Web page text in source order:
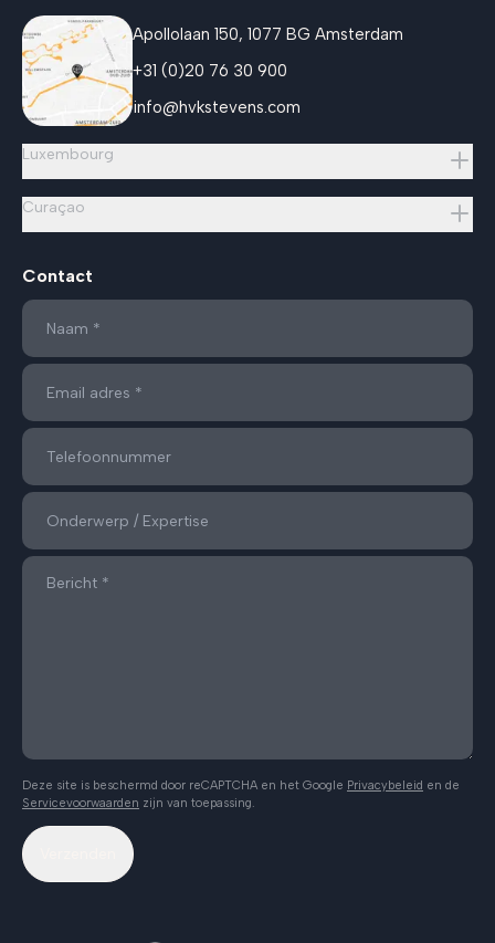
Apollolaan 150, 1077 BG Amsterdam
+31 (0)20 76 30 900
info@hvkstevens.com
Luxembourg
Curaçao
Contact
Deze site is beschermd door reCAPTCHA en het Google Privacybeleid en de
Servicevoorwaarden zijn van toepassing.